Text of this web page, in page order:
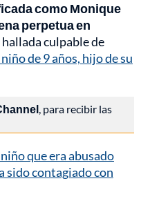
como Monique
perpetua en
hallada culpable de
de 9 años, hijo de su
, para recibir las
que era abusado
sido contagiado con